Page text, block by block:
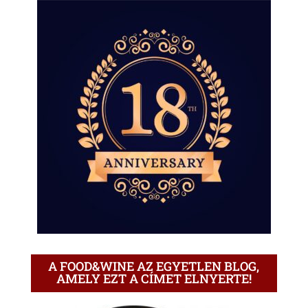
A FOOD&WINE AZ EGYETLEN BLOG,
AMELY EZT A CÍMET ELNYERTE!